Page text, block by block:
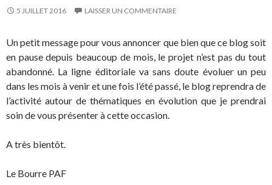
5 JUILLET 2016 LAISSER UN COMMENTAIRE
Un petit message pour vous annoncer que bien que ce blog soit
en pause depuis beaucoup de mois, le projet n’est pas du tout
abandonné. La ligne éditoriale va sans doute évoluer un peu
dans les mois à venir et une fois l’été passé, le blog reprendra de
l’activité autour de thématiques en évolution que je prendrai
soin de vous présenter à cette occasion.
A très bientôt.
Le Bourre PAF